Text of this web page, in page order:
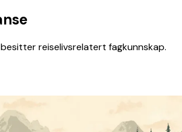
reiselivsrelatert fagkunnskap.